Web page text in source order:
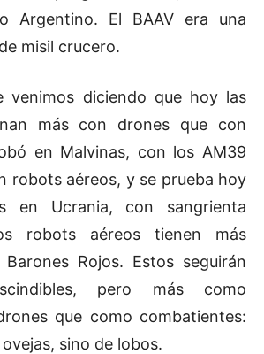
Argentino. El BAAV era una
misil crucero.
venimos diciendo que hoy las
más con drones que con
en Malvinas, con los AM39
robots aéreos, y se prueba hoy
en Ucrania, con sangrienta
robots aéreos tienen más
Rojos. Estos seguirán
pero más como
que como combatientes:
sino de lobos.